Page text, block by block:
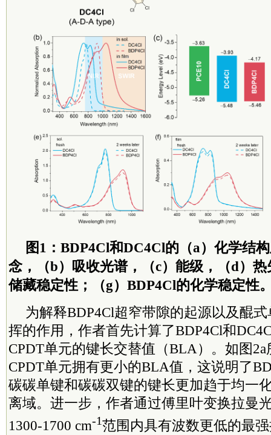
图1：BDP4Cl和DC4Cl的（a）化学结
念，（b）吸收光谱，（c）能级，（d）
储藏稳定性；（g）BDP4Cl的化学稳定性
为解释BDP4Cl超窄带隙的起源以及醌
挥的作用，作者首先计算了BDP4Cl和
CPDT单元的键长交替值（BLA）。如图2a
CPDT单元拥有更小的BLA值，这说明了
碳碳单键和碳碳双键的键长更加趋于均一
离域。进一步，作者通过傅里叶变换拉曼
1300-1700 cm-1范围内具有波数更低的最